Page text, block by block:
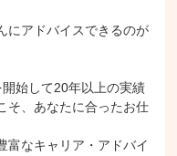
にアドバイスできるのが
始して20年以上の実績
そ、あなたに合ったお仕
富なキャリア・アドバイ